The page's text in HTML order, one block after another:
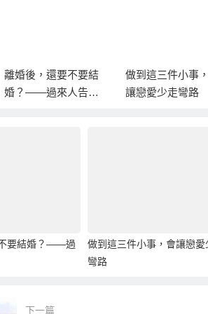
做到這三件小事，會
讓戀愛少走彎路
一個可靠終身伴
五個特質
要結婚？——過
做到這三件小事，會讓戀愛
彎路
下一篇